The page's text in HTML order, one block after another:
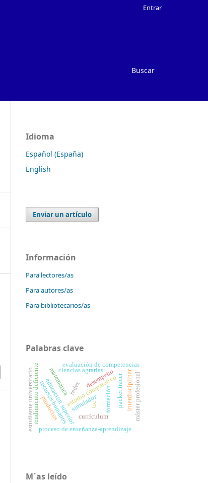
Buscar
Entrar
Idioma
Español (España)
English
Enviar un artículo
Información
Para lectores/as
Para autores/as
Para bibliotecarios/as
Palabras clave
desempeño
educación superior formación
estudio comparativo
recursos humanossimulador packet tracer
redes
tic
proceso de enseñanza-aprendizaje
ciencias agrarias
evaluación de competencias
estudiante universitariorendimiento deficiente matemática interdisciplinarmáster profesional
productos currículum
M´as leído